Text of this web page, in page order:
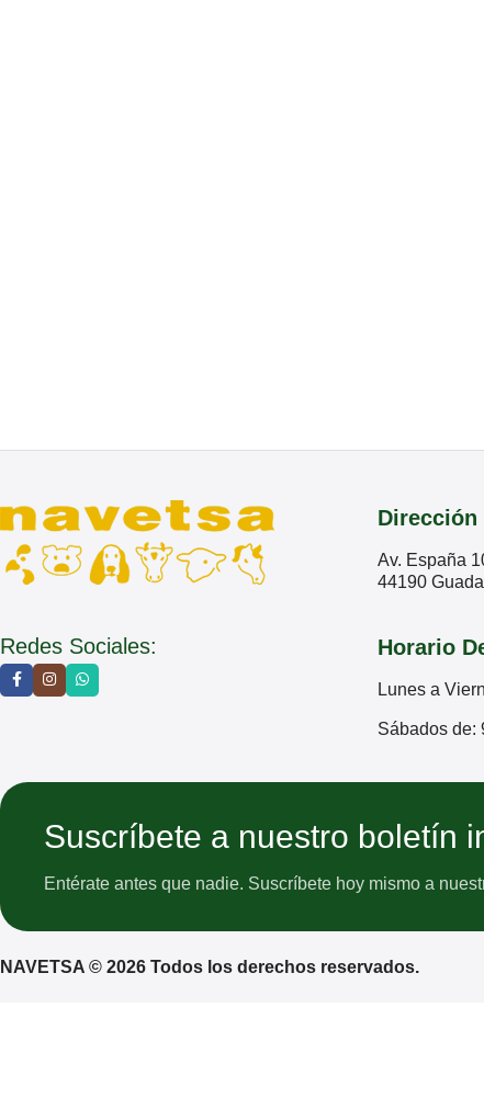
Redes Sociales:
Dirección
Av. España
44190
Horario
Lunes a
Sábados de:
Suscríbete a nuestro boletín
Entérate antes que nadie. Suscríbete hoy mismo a
NAVETSA © 2026 Todos los derechos reservados.